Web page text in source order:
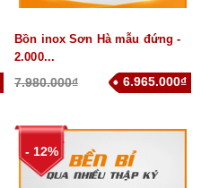
Bồn inox Sơn Hà mẫu đứng -
2.000...
7.980.000₫ 6.965.000₫
- 12%